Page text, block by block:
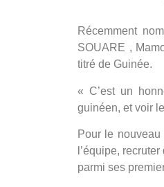
Récemment
SOUARE ,
titré de Guinée.
« C’est un
guinéen, et voir
Pour le
l’équipe,
parmi ses